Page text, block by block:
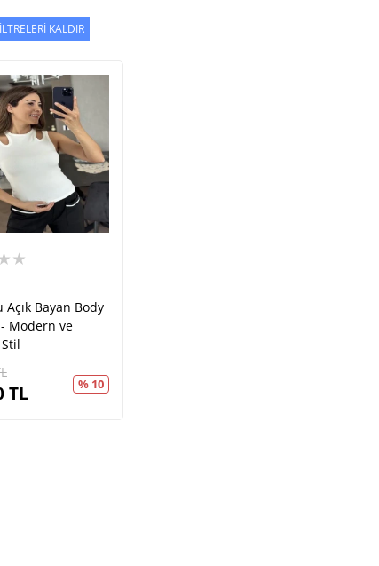
KALDIR
Açık Bayan Body
Modern ve
TL % 10